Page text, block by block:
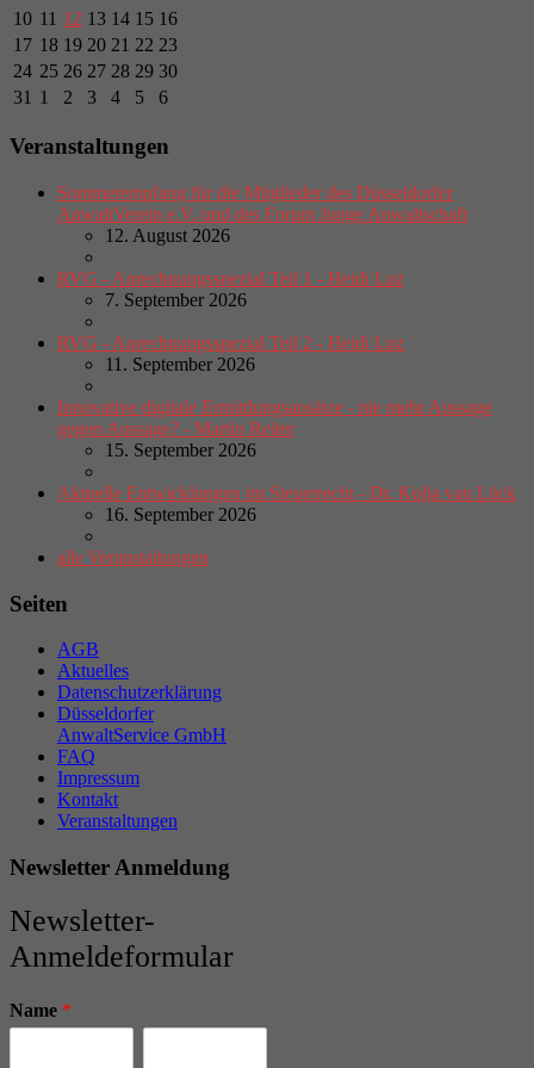
10 11 12 13 14 15 16
17 18 19 20 21 22 23
24 25 26 27 28 29 30
31 1 2 3 4 5 6
Veranstaltungen
Sommerempfang für die Mitglieder des Düsseldorfer
AnwaltVerein e.V. und des Forum Junge Anwaltschaft
12. August 2026
RVG - Anrechnungsspezial Teil 1 - Heidi Luz
7. September 2026
RVG - Anrechnungsspezial Teil 2 - Heidi Luz
11. September 2026
Innovative digitale Ermittlungsansätze - nie mehr Aussage
gegen Aussage? - Martin Reiter
15. September 2026
Aktuelle Entwicklungen im Steuerrecht - Dr. Kolja van Lück
16. September 2026
alle Veranstaltungen
Seiten
AGB
Aktuelles
Datenschutzerklärung
Düsseldorfer
AnwaltService GmbH
FAQ
Impressum
Kontakt
Veranstaltungen
Newsletter Anmeldung
Newsletter-
Anmeldeformular
Name *